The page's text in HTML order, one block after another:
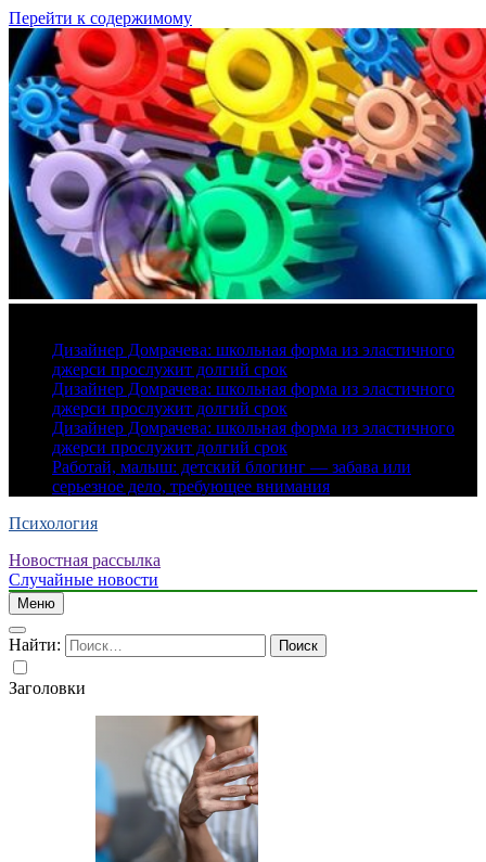
Перейти к содержимому
Дизайнер Домрачева: школьная форма из эластичного
джерси прослужит долгий срок
Дизайнер Домрачева: школьная форма из эластичного
джерси прослужит долгий срок
Дизайнер Домрачева: школьная форма из эластичного
джерси прослужит долгий срок
Работай, малыш: детский блогинг — забава или
серьезное дело, требующее внимания
Психология
Новостная рассылка
Случайные новости
Меню
Найти:
Заголовки